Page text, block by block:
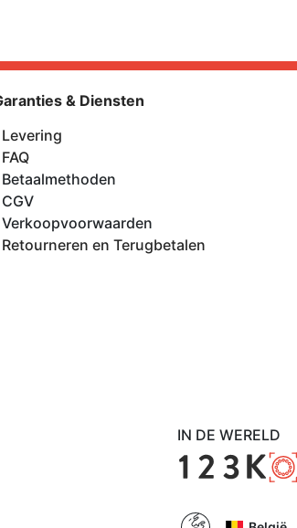
& Diensten
Levering
FAQ
Betaalmethoden
CGV
Verkoopvoorwaarden
Retourneren en Terugbetalen
IN DE WERELD